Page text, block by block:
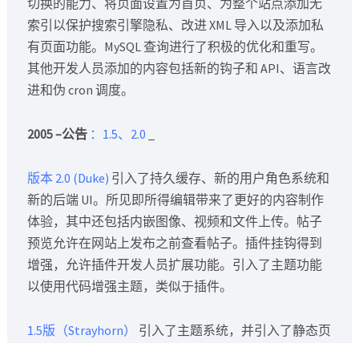
切换的能力、将页面设置为首页、为整个站点添加无
索引以保护搜索引擎隐私、改进 XML 导入以及添加私
有页面功能。MySQL 查询进行了积极的优化和重写。
其他开发人员添加的内容包括新的钩子和 API、语言改
进和伪 cron 调度。
2005 –公告 ： 1.5、2.0
版本 2.0 (Duke) 引入了持久缓存、新的用户角色系统和
新的后端 UI。所见即所得编辑带来了更好的内容制作
体验，其中还包括内嵌图像、视频和文件上传。帖子
预览允许在网站上发布之前查看帖子。插件挂钩得到
增强，允许插件开发人员扩展功能。引入了主题功能
以使用代码增强主题，类似于插件。
1.5版（Strayhorn）
引入了主题系统，并引入了静态页